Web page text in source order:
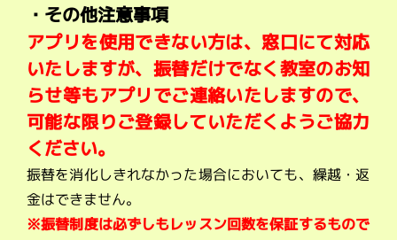
・その他注意事項
アプリを使用できない方は、窓口にて対応
いたしますが、振替だけでなく教室のお知
らせ等もアプリでご連絡いたしますので、
可能な限りご登録していただくようご協力
ください。
振替を消化しきれなかった場合においても、繰越・返
金はできません。
※振替制度は必ずしもレッスン回数を保証するもので